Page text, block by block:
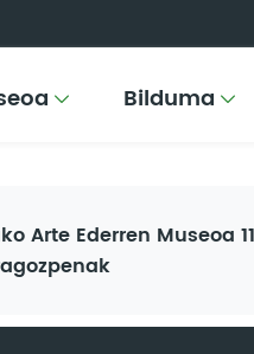
Bilduma
Ederren Museoa